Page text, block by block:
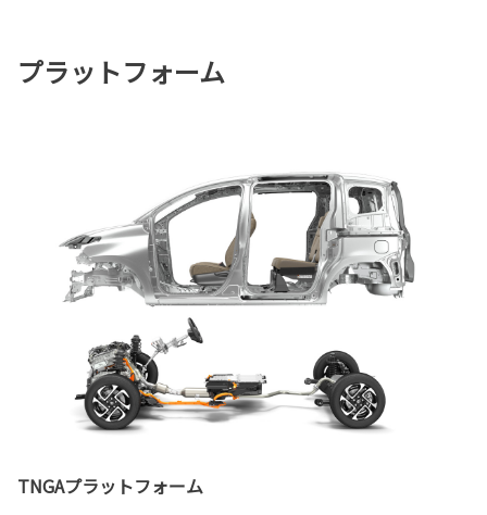
プラットフォーム
TNGAプラットフォーム